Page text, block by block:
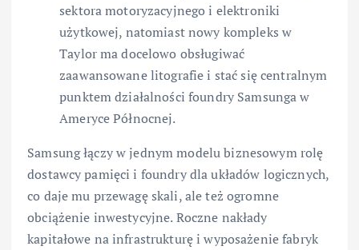
sektora motoryzacyjnego i elektroniki
użytkowej, natomiast nowy kompleks w
Taylor ma docelowo obsługiwać
zaawansowane litografie i stać się centralnym
punktem działalności foundry Samsunga w
Ameryce Północnej.
Samsung łączy w jednym modelu biznesowym rolę
dostawcy pamięci i foundry dla układów logicznych,
co daje mu przewagę skali, ale też ogromne
obciążenie inwestycyjne. Roczne nakłady
kapitałowe na infrastrukturę i wyposażenie fabryk